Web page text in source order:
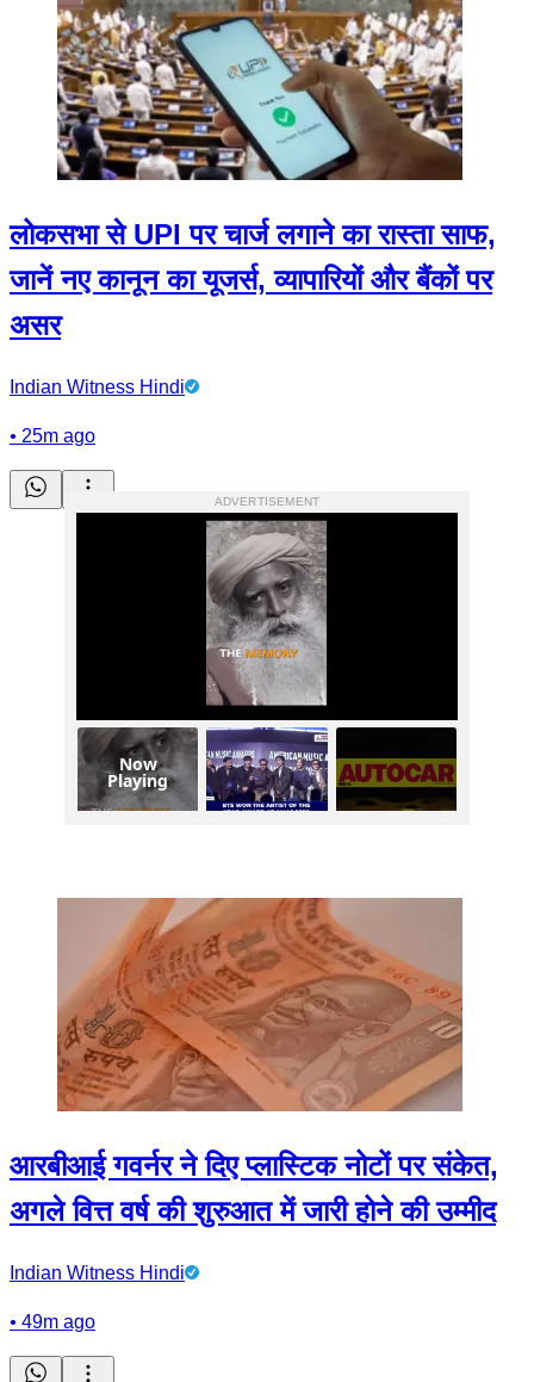
लोकसभा से UPI पर चार्ज लगाने का रास्ता साफ,
जानें नए कानून का यूजर्स, व्यापारियों और बैंकों पर
असर
Indian Witness Hindi
• 25m ago
ADVERTISEMENT
Now
Playing
आरबीआई गवर्नर ने दिए प्लास्टिक नोटों पर संकेत,
अगले वित्त वर्ष की शुरुआत में जारी होने की उम्मीद
Indian Witness Hindi
• 49m ago